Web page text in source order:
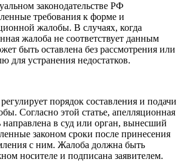
законодательстве РФ
требования к форме и
жалобы. В случаях, когда
жалоба не соответствует данным
быть оставлена без рассмотрения или
для устранения недостатков.
порядок составления и подачи
Согласно этой статье, апелляционная
в суд или орган, вынесший
законом сроки после принесения
с ним. Жалоба должна быть
носителе и подписана заявителем.